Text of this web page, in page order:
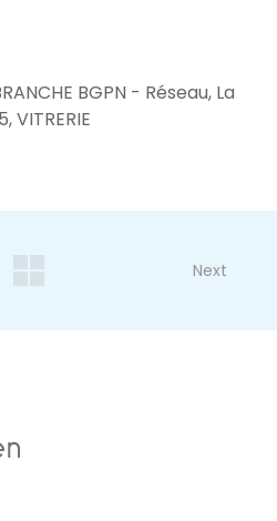
BGPN - Réseau, La
VITRERIE
Next